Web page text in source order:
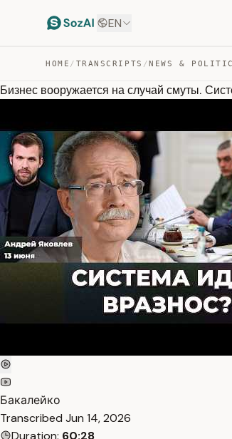
EN
HOME / TRANSCRIPTS /NEWS &
Бизнес вооружается на случай смуты.
Бакалейко
Transcribed Jun 14, 2026
Duration: 60:28